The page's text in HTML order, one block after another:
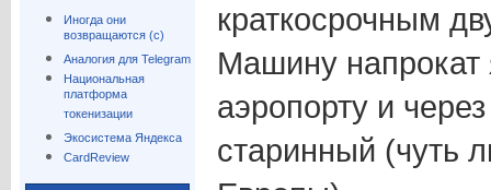
Иногда они
возвращаются (с)
Аналогия для Telegram
Национальная
платформа
токенизации
Экосистема Яндекса
CardReview
краткосрочным
Машину напрокат
аэропорту и
старинный (чуть